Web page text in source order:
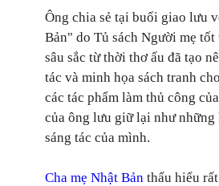
Ông chia sẻ tại buổi giao lưu
Bản" do Tủ sách Người mẹ
sâu sắc từ thời thơ ấu đã tạo
tác và minh họa sách tranh
các tác phẩm làm thủ công
của ông lưu giữ lại như
sáng tác của mình.
Cha mẹ Nhật Bản thấu hiểu